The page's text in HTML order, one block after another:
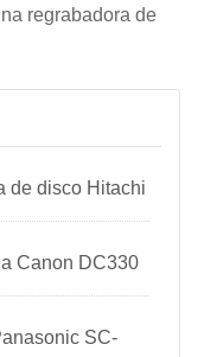
regrabadora de
de disco Hitachi
Canon DC330
SC-